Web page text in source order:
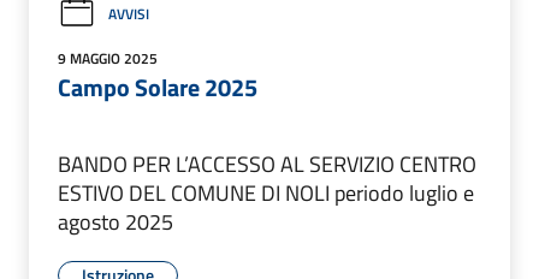
AVVISI
9 MAGGIO 2025
Campo Solare 2025
BANDO PER L’ACCESSO AL SERVIZIO CENTRO
ESTIVO DEL COMUNE DI NOLI periodo luglio e
agosto 2025